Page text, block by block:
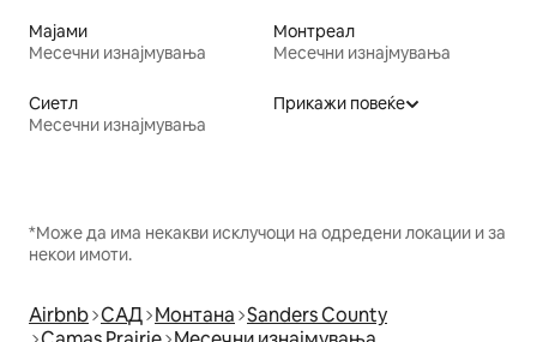
Мајами
Месечни изнајмувања
Монтреал
Месечни изнајмувања
Сиетл
Месечни изнајмувања
Прикажи повеќе
*Може да има некакви исклучоци на одредени локации и за
некои имоти.
Airbnb САД Монтана Sanders County